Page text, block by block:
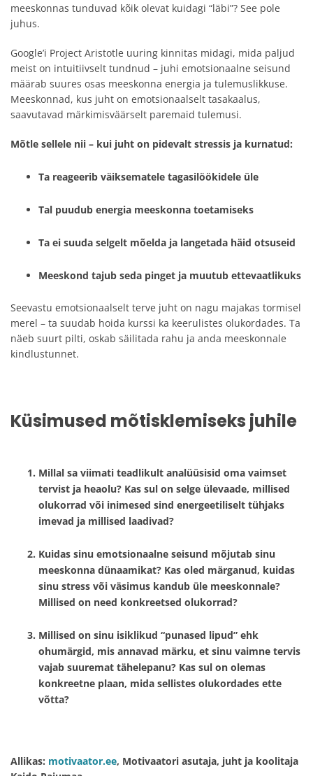
meeskonnas tunduvad kõik olevat kuidagi “läbi”? See pole
juhus.
Google’i Project Aristotle uuring kinnitas midagi, mida paljud
meist on intuitiivselt tundnud – juhi emotsionaalne seisund
määrab suures osas meeskonna energia ja tulemuslikkuse.
Meeskonnad, kus juht on emotsionaalselt tasakaalus,
saavutavad märkimisväärselt paremaid tulemusi.
Mõtle sellele nii – kui juht on pidevalt stressis ja kurnatud:
Ta reageerib väiksematele tagasilöökidele üle
Tal puudub energia meeskonna toetamiseks
Ta ei suuda selgelt mõelda ja langetada häid otsuseid
Meeskond tajub seda pinget ja muutub ettevaatlikuks
Seevastu emotsionaalselt terve juht on nagu majakas tormisel
merel – ta suudab hoida kurssi ka keerulistes olukordades. Ta
näeb suurt pilti, oskab säilitada rahu ja anda meeskonnale
kindlustunnet.
Küsimused mõtisklemiseks juhile
Millal sa viimati teadlikult analüüsisid oma vaimset
tervist ja heaolu? Kas sul on selge ülevaade, millised
olukorrad või inimesed sind energeetiliselt tühjaks
imevad ja millised laadivad?
Kuidas sinu emotsionaalne seisund mõjutab sinu
meeskonna dünaamikat? Kas oled märganud, kuidas
sinu stress või väsimus kandub üle meeskonnale?
Millised on need konkreetsed olukorrad?
Millised on sinu isiklikud “punased lipud” ehk
ohumärgid, mis annavad märku, et sinu vaimne tervis
vajab suuremat tähelepanu? Kas sul on olemas
konkreetne plaan, mida sellistes olukordades ette
võtta?
Allikas: motivaator.ee, Motivaatori asutaja, juht ja koolitaja